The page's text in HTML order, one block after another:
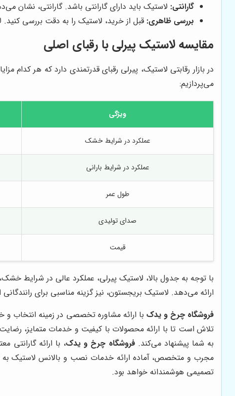
گارانتی: لاستیک باید دارای گارانتی باشد. گارانتی، نشان
بررسی ظاهری: قبل از خرید، لاستیک را به دقت بررسی
مقایسه لاستیک پیرلی با رقبای اصلی
در بازار رقابتی لاستیک، پیرلی رقبای قدرتمندی دارد که هر
می‌پردازیم:
ویژگی
عملکرد در شرایط خشک
عملکرد در شرایط بارانی
طول عمر
صدای تولیدی
قیمت
با توجه به جدول بالا، لاستیک پیرلی، عملکرد عالی در شرایط
ارائه می‌دهد. لاستیک بریجستون، نیز گزینه مناسبی برای
فروشگاه چرخ و یدک با ارائه مشاوره تخصصی در زمینه انتخاب و
تلاش است تا با ارائه محصولات با کیفیت و خدمات متمایز،
به شما پیشنهاد می‌کند.فروشگاه چرخ و یدک، با ارائه
مجرب و متخصص، آماده ارائه خدمات نصب و بالانس لاستیک به
تصمیمی هوشمندانه خواهد بود.